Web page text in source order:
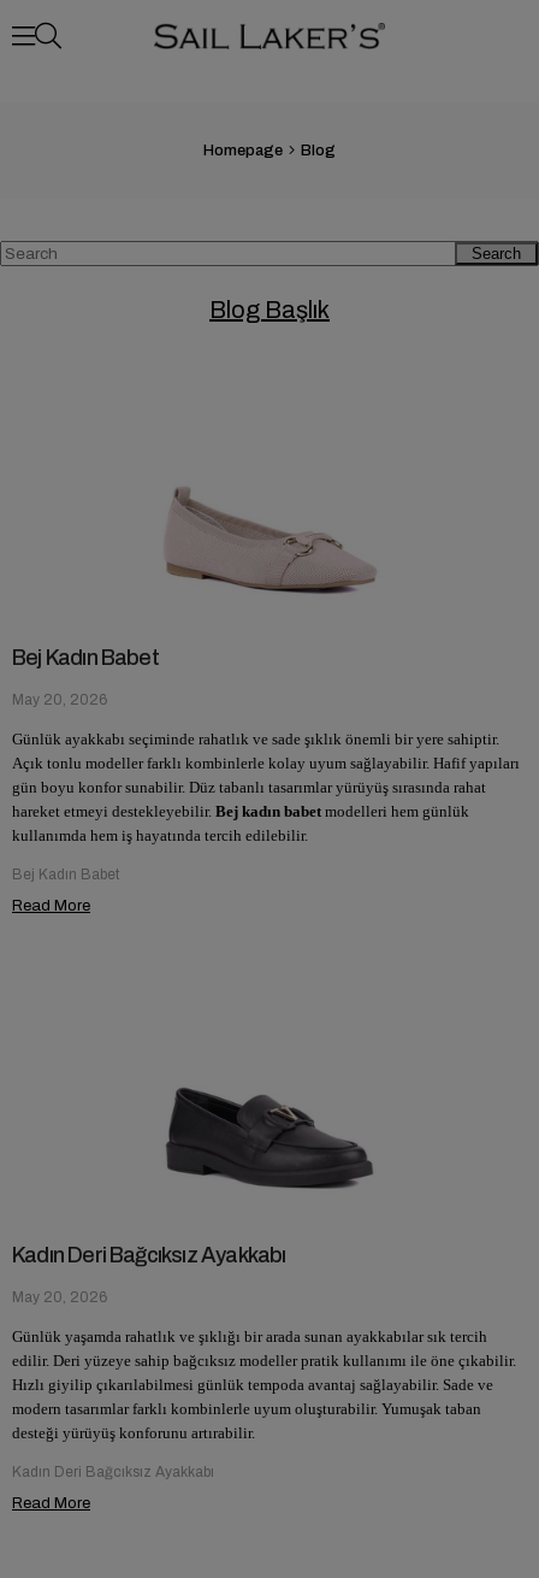
Homepage Blog
Search
Blog Başlık
Bej Kadın Babet
May 20, 2026
Günlük ayakkabı seçiminde rahatlık ve sade şıklık önemli bir yere sahiptir.
Açık tonlu modeller farklı kombinlerle kolay uyum sağlayabilir. Hafif yapıları
gün boyu konfor sunabilir. Düz tabanlı tasarımlar yürüyüş sırasında rahat
hareket etmeyi destekleyebilir. Bej kadın babet modelleri hem günlük
kullanımda hem iş hayatında tercih edilebilir.
Bej Kadın Babet
Read More
Kadın Deri Bağcıksız Ayakkabı
May 20, 2026
Günlük yaşamda rahatlık ve şıklığı bir arada sunan ayakkabılar sık tercih
edilir. Deri yüzeye sahip bağcıksız modeller pratik kullanımı ile öne çıkabilir.
Hızlı giyilip çıkarılabilmesi günlük tempoda avantaj sağlayabilir. Sade ve
modern tasarımlar farklı kombinlerle uyum oluşturabilir. Yumuşak taban
desteği yürüyüş konforunu artırabilir.
Kadın Deri Bağcıksız Ayakkabı
Read More